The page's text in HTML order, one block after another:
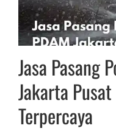
Jasa Pasang
Jakarta
Terpercaya